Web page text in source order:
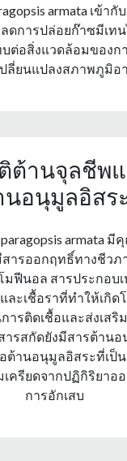
armata เข้ากั
ดการปล่อยก๊าซมีเท
ต่อสิ่งแวดล้อมของก
ปลี่ยนแปลงสภาพภูมิอ
านจุลชีพแ
นอนุมูลอิสร
armata
ารออกฤทธิ์ทางชีวภ
มฟีนอล สารประกอบ
ละเชื้อราที่ทําให้เกิด
ารติดเชื้อและส่งเสริ
ารสกัดยังมีสารต้าน
ต้านอนุมูลอิสระที่เป็
เครียดจากปฏิกิริยาอ
การอักเสบ